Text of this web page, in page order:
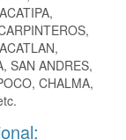
SAN ANDRES,
CHALMA,